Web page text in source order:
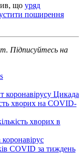
що уряд
поширення
Підписуйтесь на
коронавірусу Цикада
хворих на COVID-
хворих в
коронавірус
COVID за тиждень